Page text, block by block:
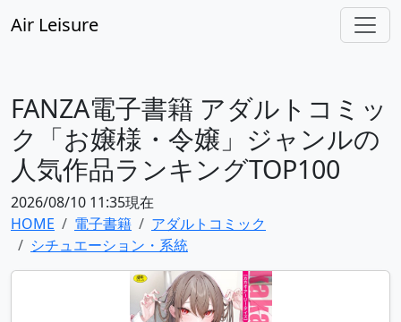
Air Leisure
FANZA電子書籍 アダルトコミッ
ク「お嬢様・令嬢」ジャンルの
人気作品ランキングTOP100
2026/08/10 11:35現在
HOME
電子書籍
アダルトコミック
シチュエーション・系統